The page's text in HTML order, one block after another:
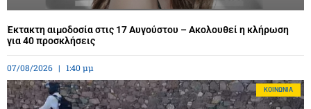
Έκτακτη αιμοδοσία στις 17 Αυγούστου – Ακολουθεί η κλήρωση
για 40 προσκλήσεις
07/08/2026 1:40 μμ
ΚΟΙΝΩΝΊΑ